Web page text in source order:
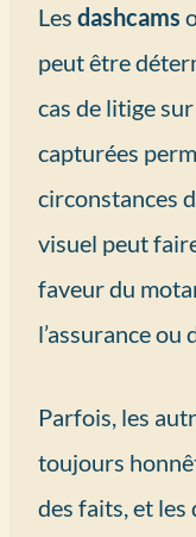
Les dashcams
peut être
cas de litige
capturées
circonstances
visuel peut
faveur du
l’assurance ou
Parfois, les
toujours
des faits, et